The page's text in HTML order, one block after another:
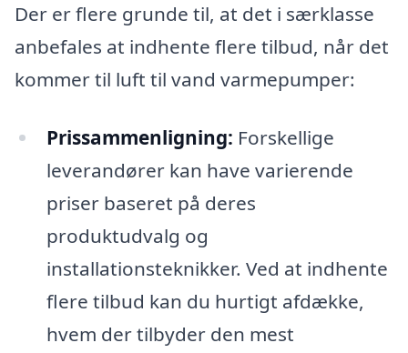
Der er flere grunde til, at det i særklasse
anbefales at indhente flere tilbud, når det
kommer til luft til vand varmepumper:
Prissammenligning: Forskellige
leverandører kan have varierende
priser baseret på deres
produktudvalg og
installationsteknikker. Ved at indhente
flere tilbud kan du hurtigt afdække,
hvem der tilbyder den mest